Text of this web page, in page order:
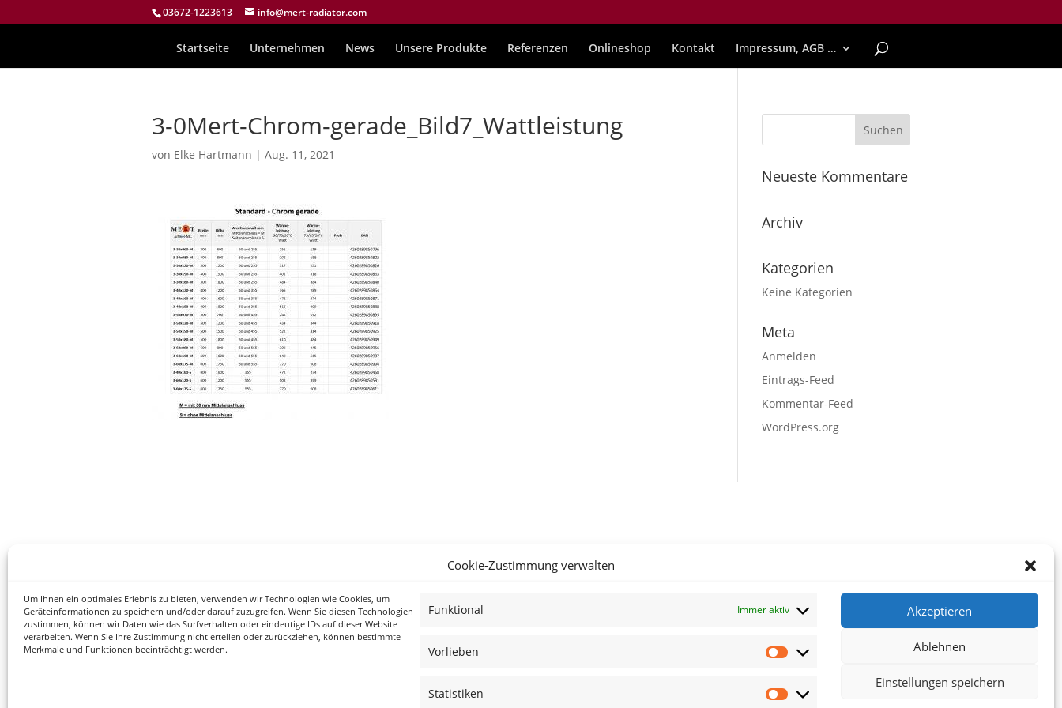
Cookie-Zustimmung verwalten
Um Ihnen ein optimales Erlebnis zu bieten, verwenden wir Technologien wie Cookies, um
Geräteinformationen zu speichern und/oder darauf zuzugreifen. Wenn Sie diesen Technologien
zustimmen, können wir Daten wie das Surfverhalten oder eindeutige IDs auf dieser Website
verarbeiten. Wenn Sie Ihre Zustimmung nicht erteilen oder zurückziehen, können bestimmte
Merkmale und Funktionen beeinträchtigt werden.
Funktional Immer aktiv
Vorlieben
Vorlieben
Statistiken
Statistiken
Akzeptieren
Ablehnen
Einstellungen speichern
03672-1223613 info@mert-radiator.com
Startseite Unternehmen News Unsere Produkte Referenzen Onlineshop Kontakt Impressum, AGB …
3-0Mert-Chrom-gerade_Bild7_Wattleistung
von Elke Hartmann | Aug. 11, 2021
Neueste Kommentare
Archiv
Kategorien
Keine Kategorien
Meta
Anmelden
Eintrags-Feed
Kommentar-Feed
WordPress.org